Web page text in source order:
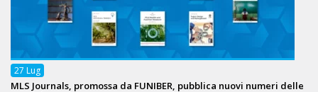
27 Lug
MLS Journals, promossa da FUNIBER, pubblica nuovi numeri delle